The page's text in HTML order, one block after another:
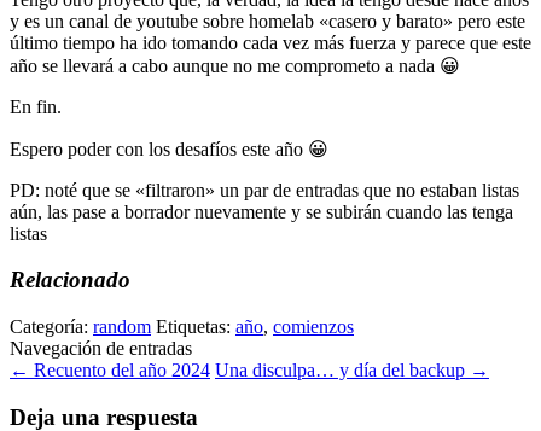
y es un canal de youtube sobre homelab «casero y barato» pero este
último tiempo ha ido tomando cada vez más fuerza y parece que este
año se llevará a cabo aunque no me comprometo a nada 😀
En fin.
Espero poder con los desafíos este año 😀
PD: noté que se «filtraron» un par de entradas que no estaban listas
aún, las pase a borrador nuevamente y se subirán cuando las tenga
listas
Relacionado
Categoría: random Etiquetas: año, comienzos
Navegación de entradas
← Recuento del año 2024 Una disculpa… y día del backup →
Deja una respuesta